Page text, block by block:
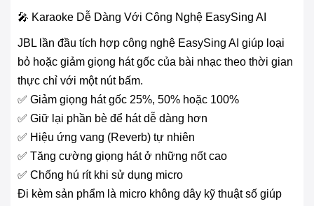
🎤 Karaoke Dễ Dàng Với Công Nghệ EasySing AI
JBL lần đầu tích hợp công nghệ EasySing AI giúp loại
bỏ hoặc giảm giọng hát gốc của bài nhạc theo thời gian
thực chỉ với một nút bấm.
✅ Giảm giọng hát gốc 25%, 50% hoặc 100%
✅ Giữ lại phần bè để hát dễ dàng hơn
✅ Hiệu ứng vang (Reverb) tự nhiên
✅ Tăng cường giọng hát ở những nốt cao
✅ Chống hú rít khi sử dụng micro
Đi kèm sản phẩm là micro không dây kỹ thuật số giúp